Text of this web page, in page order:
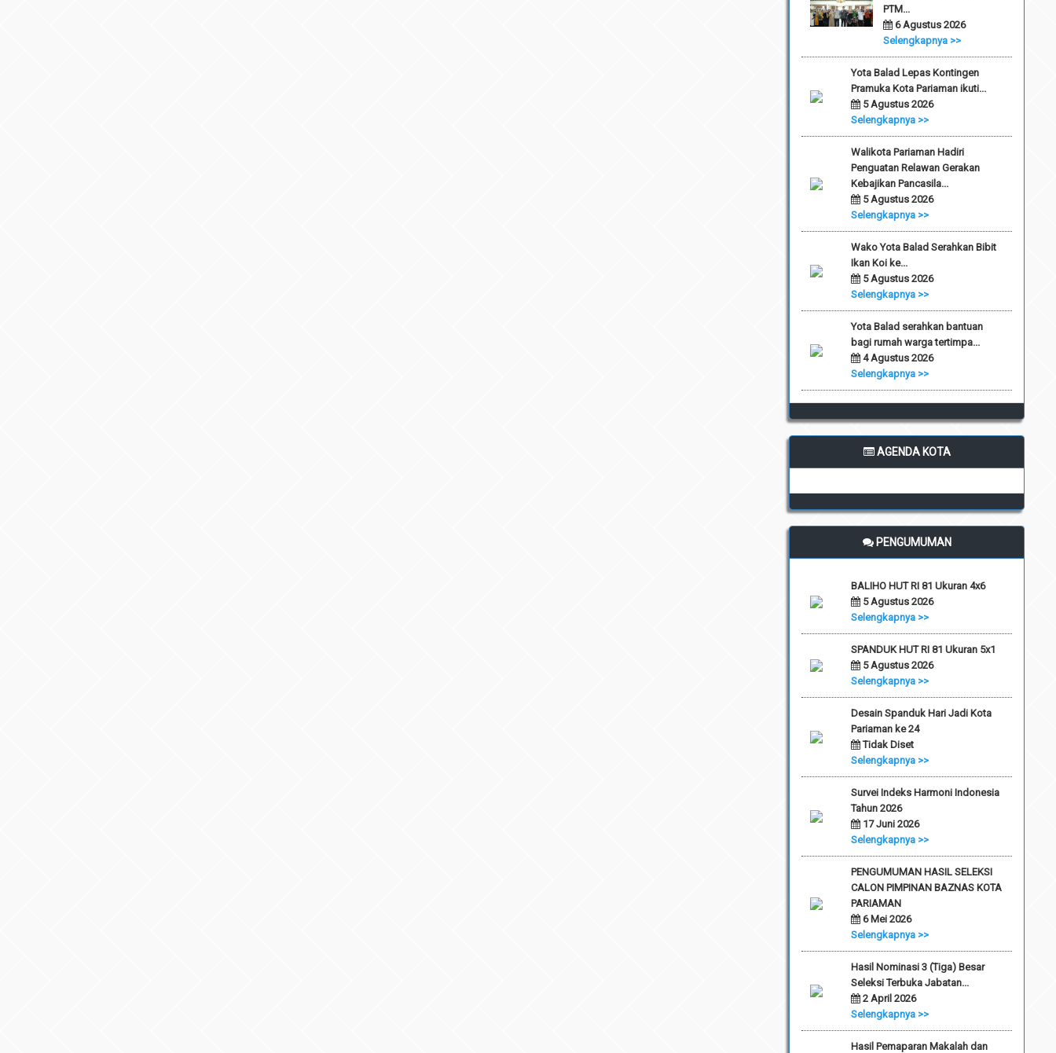
PTM...
6 Agustus 2026
Selengkapnya >>
Yota Balad Lepas Kontingen
Pramuka Kota Pariaman ikuti...
5 Agustus 2026
Selengkapnya >>
Walikota Pariaman Hadiri
Penguatan Relawan Gerakan
Kebajikan Pancasila...
5 Agustus 2026
Selengkapnya >>
Wako Yota Balad Serahkan Bibit
Ikan Koi ke...
5 Agustus 2026
Selengkapnya >>
Yota Balad serahkan bantuan
bagi rumah warga tertimpa...
4 Agustus 2026
Selengkapnya >>
AGENDA KOTA
PENGUMUMAN
BALIHO HUT RI 81 Ukuran 4x6
5 Agustus 2026
Selengkapnya >>
SPANDUK HUT RI 81 Ukuran 5x1
5 Agustus 2026
Selengkapnya >>
Desain Spanduk Hari Jadi Kota
Pariaman ke 24
Tidak Diset
Selengkapnya >>
Survei Indeks Harmoni Indonesia
Tahun 2026
17 Juni 2026
Selengkapnya >>
PENGUMUMAN HASIL SELEKSI
CALON PIMPINAN BAZNAS KOTA
PARIAMAN
6 Mei 2026
Selengkapnya >>
Hasil Nominasi 3 (Tiga) Besar
Seleksi Terbuka Jabatan...
2 April 2026
Selengkapnya >>
Hasil Pemaparan Makalah dan